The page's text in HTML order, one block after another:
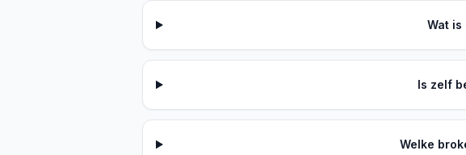
Wat
Is zelf
Welke